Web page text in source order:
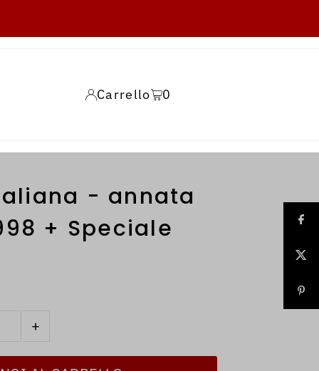
Carrello 0
- annata
+ Speciale
+